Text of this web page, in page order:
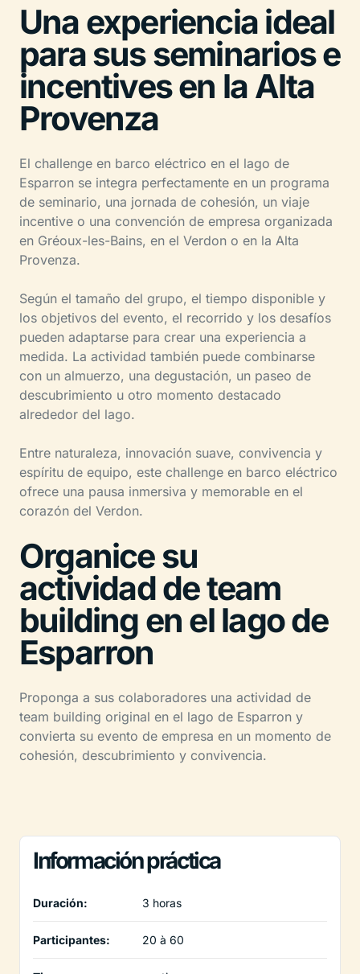
Una experiencia ideal
para sus seminarios e
incentives en la Alta
Provenza
El challenge en barco eléctrico en el lago de
Esparron se integra perfectamente en un programa
de seminario, una jornada de cohesión, un viaje
incentive o una convención de empresa organizada
en Gréoux-les-Bains, en el Verdon o en la Alta
Provenza.
Según el tamaño del grupo, el tiempo disponible y
los objetivos del evento, el recorrido y los desafíos
pueden adaptarse para crear una experiencia a
medida. La actividad también puede combinarse
con un almuerzo, una degustación, un paseo de
descubrimiento u otro momento destacado
alrededor del lago.
Entre naturaleza, innovación suave, convivencia y
espíritu de equipo, este challenge en barco eléctrico
ofrece una pausa inmersiva y memorable en el
corazón del Verdon.
Organice su
actividad de team
building en el lago de
Esparron
Proponga a sus colaboradores una actividad de
team building original en el lago de Esparron y
convierta su evento de empresa en un momento de
cohesión, descubrimiento y convivencia.
Información práctica
Duración: 3 horas
Participantes: 20 à 60